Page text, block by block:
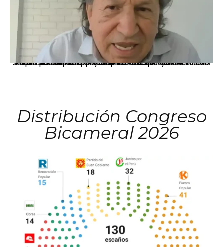
La presidenta Keiko Fujimori informó que la solicitud de indulto presentada por el expresidente Alejandro Toledo será evaluada por la Comisión de Gracias Presidenciales conforme al procedimiento establecido.
Distribución Congreso
Bicameral 2026